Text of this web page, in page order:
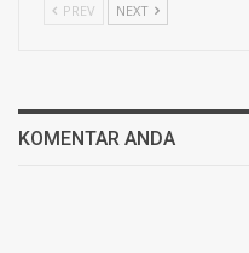
PREV NEXT
KOMENTAR ANDA